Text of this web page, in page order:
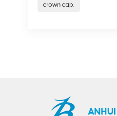
crown cap.
ANHUI